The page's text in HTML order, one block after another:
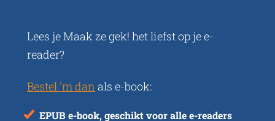
Lees je Maak ze gek! het liefst op je e-
reader?
Bestel 'm dan als e-book:
EPUB e-book, geschikt voor alle e-readers